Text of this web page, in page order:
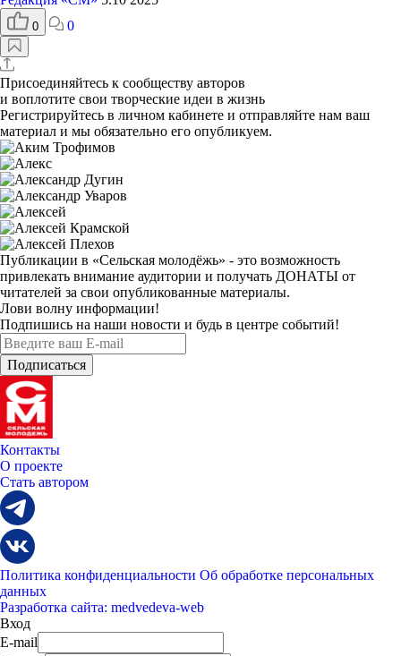
0 0
Присоединяйтесь к сообществу авторов
и воплотите свои творческие идеи в жизнь
Регистрируйтесь в личном кабинете и отправляйте нам ваш
материал и мы обязательно его опубликуем.
Публикации в «Сельская молодёжь» - это возможность
привлекать внимание аудитории и получать ДОНАТЫ от
читателей за свои опубликованные материалы.
Лови волну информации!
Подпишись на наши новости и будь в центре событий!
Контакты
О проекте
Стать автором
Политика конфиденциальности Об обработке персональных
данных
Разработка сайта: medvedeva-web
Вход
E-mail